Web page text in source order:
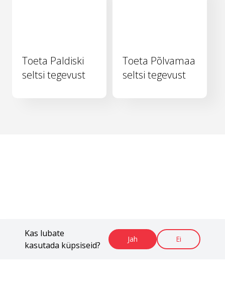
Kas lubate
kasutada küpsiseid?
Jah Ei
Toeta Paldiski
seltsi tegevust
Toeta Põlvamaa
seltsi tegevust